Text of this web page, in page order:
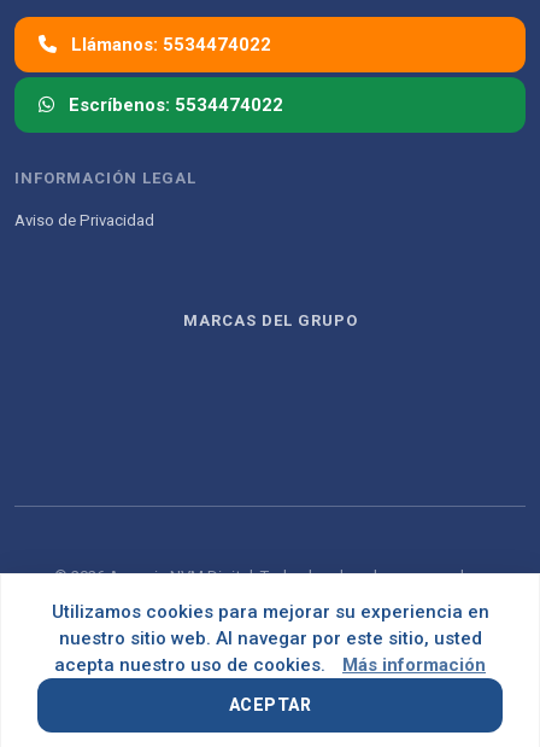
Llámanos: 5534474022
Escríbenos: 5534474022
INFORMACIÓN LEGAL
Aviso de Privacidad
MARCAS DEL GRUPO
© 2026 Agencia NVM Digital. Todos los derechos reservados.
Desarrollado con por OMNES
Utilizamos cookies para mejorar su experiencia en
nuestro sitio web. Al navegar por este sitio, usted
acepta nuestro uso de cookies.
Más información
ACEPTAR